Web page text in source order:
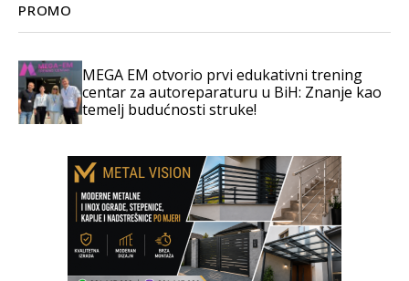
PROMO
MEGA EM otvorio prvi edukativni trening
centar za autoreparaturu u BiH: Znanje kao
temelj budućnosti struke!